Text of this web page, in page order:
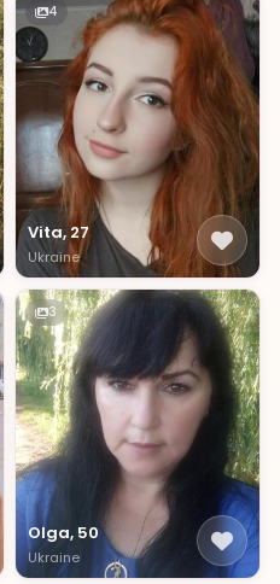
4
Vita, 27
Ukraine
3
Olga, 50
Ukraine